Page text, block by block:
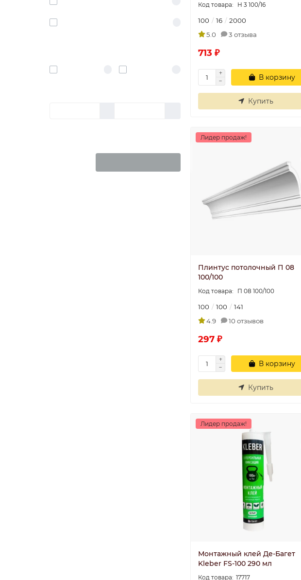
Н 3 100/16
100 16
2000
5.0
3 отзыва
713 ₽
В корзину
Купить
Лидер продаж!
Плинтус потолочный П 08
100/100
П 08 100/100
100 100
141
4.9
10 отзывов
297 ₽
В корзину
Купить
Лидер продаж!
Монтажный клей Де-Багет
Kleber FS-100 290 мл
17717